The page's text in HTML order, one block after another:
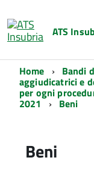
ATS
Home Bandi
aggiudicatrici e
per ogni
2021 Beni
Beni